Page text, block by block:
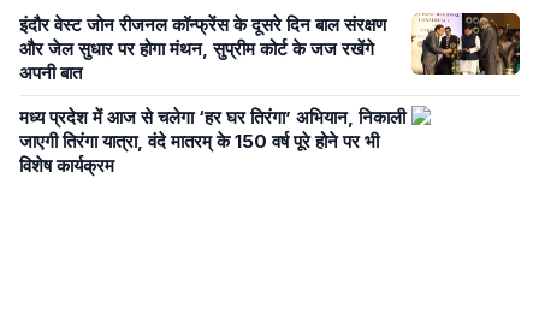
इंदौर वेस्ट जोन रीजनल कॉन्फ्रेंस के दूसरे दिन बाल संरक्षण
और जेल सुधार पर होगा मंथन, सुप्रीम कोर्ट के जज रखेंगे
अपनी बात
मध्य प्रदेश में आज से चलेगा ‘हर घर तिरंगा’ अभियान, निकाली
जाएगी तिरंगा यात्रा, वंदे मातरम् के 150 वर्ष पूरे होने पर भी
विशेष कार्यक्रम